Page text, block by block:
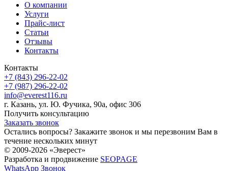
О компании
Услуги
Прайс-лист
Cтатьи
Отзывы
Контакты
Контакты
+7 (843) 296-22-02
+7 (987) 296-22-02
info@everest116.ru
г. Казань, ул. Ю. Фучика, 90а, офис 306
Получить консультацию
Заказать звонок
Остались вопросы? Закажите звонок и мы перезвоним Вам в
течение нескольких минут
© 2009-2026 «Эверест»
Разработка и продвижение SEOPAGE
WhatsApp Звонок